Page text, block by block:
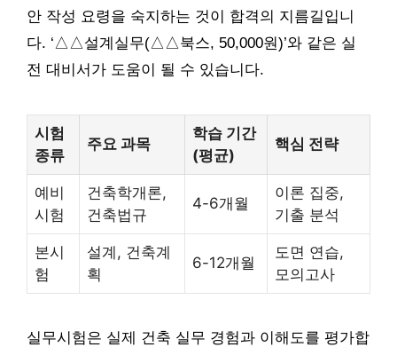
안 작성 요령을 숙지하는 것이 합격의 지름길입니
다. ‘△△설계실무(△△북스, 50,000원)’와 같은 실
전 대비서가 도움이 될 수 있습니다.
시험
종류
주요 과목
학습 기간
(평균)
핵심 전략
예비
시험
건축학개론,
건축법규
4-6개월
이론 집중,
기출 분석
본시
험
설계, 건축계
획
6-12개월
도면 연습,
모의고사
실무시험은 실제 건축 실무 경험과 이해도를 평가합